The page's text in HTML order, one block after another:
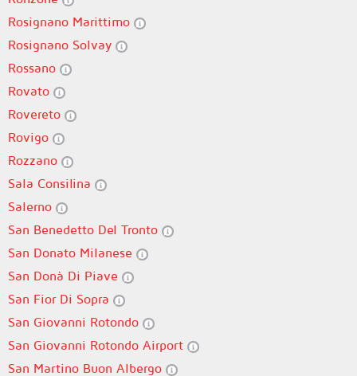
Rosignano Marittimo
Rosignano Solvay
Rossano
Rovato
Rovereto
Rovigo
Rozzano
Sala Consilina
Salerno
San Benedetto Del Tronto
San Donato Milanese
San Donà Di Piave
San Fior Di Sopra
San Giovanni Rotondo
San Giovanni Rotondo Airport
San Martino Buon Albergo